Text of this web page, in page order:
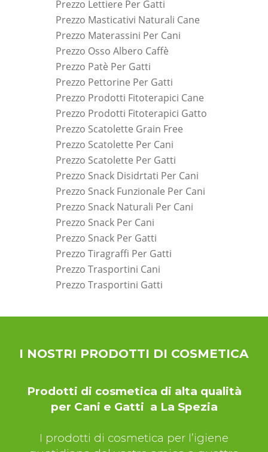
Prezzo Lettiere Per Gatti
Prezzo Masticativi Naturali Cane
Prezzo Materassini Per Cani
Prezzo Osso Albero Caffè
Prezzo Patè Per Gatti
Prezzo Pettorine Per Gatti
Prezzo Prodotti Fitoterapici Cane
Prezzo Prodotti Fitoterapici Gatto
Prezzo Scatolette Grain Free
Prezzo Scatolette Per Cani
Prezzo Scatolette Per Gatti
Prezzo Snack Disidrtati Per Cani
Prezzo Snack Funzionale Per Cani
Prezzo Snack Naturali Per Cani
Prezzo Snack Per Cani
Prezzo Snack Per Gatti
Prezzo Tiragraffi Per Gatti
Prezzo Trasportini Cani
Prezzo Trasportini Gatti
I NOSTRI PRODOTTI DI COSMETICA
Prodotti di cosmetica di alta qualità
per Cani e Gatti a La Spezia
I prodotti di cosmetica per l’igiene